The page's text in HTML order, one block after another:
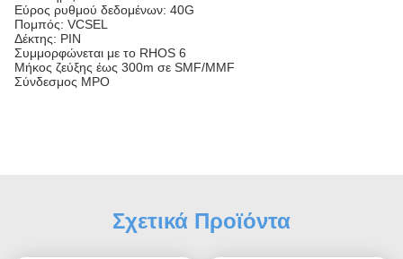
Εύρος ρυθμού δεδομένων: 40G
Πομπός: VCSEL
Δέκτης: PIN
Συμμορφώνεται με το RHOS 6
Μήκος ζεύξης έως 300m σε SMF/MMF
Σύνδεσμος MPO
Σχετικά Προϊόντα